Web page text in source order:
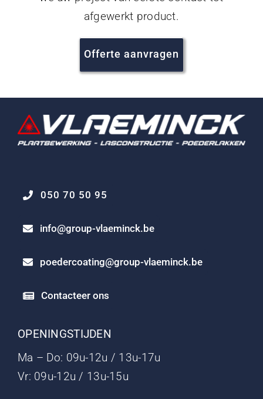
afgewerkt product.
Offerte aanvragen
050 70 50 95
info@group-vlaeminck.be
poedercoating@group-vlaeminck.be
Contacteer ons
OPENINGSTIJDEN
Ma – Do: 09u-12u / 13u-17u
Vr: 09u-12u / 13u-15u